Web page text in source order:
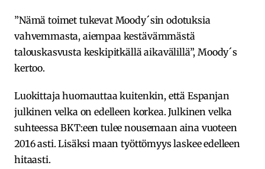
”Nämä toimet tukevat Moody´sin odotuksia
vahvemmasta, aiempaa kestävämmästä
talouskasvusta keskipitkällä aikavälillä”, Moody´s
kertoo.
Luokittaja huomauttaa kuitenkin, että Espanjan
julkinen velka on edelleen korkea. Julkinen velka
suhteessa BKT:een tulee nousemaan aina vuoteen
2016 asti. Lisäksi maan työttömyys laskee edelleen
hitaasti.